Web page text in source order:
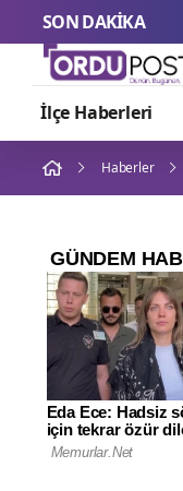
SON DAKİKA
İlçe Haberleri
Haberler